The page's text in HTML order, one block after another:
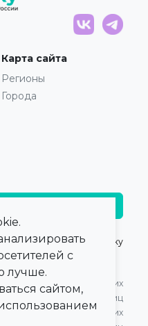
Карта сайта
Регионы
Города
© 2021 — 2026,ПроКлинику
Оферта для Юридических
лиц
Оферта для Физических
с
лучше.
сайтом,